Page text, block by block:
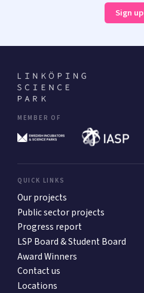
Sign up
MEMBER OF
QUICK LINKS
Our projects
Public sector projects
Progress report
LSP Board & Student Board
Award Winners
Contact us
Locations